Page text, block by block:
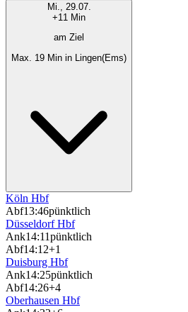
Mi., 29.07.
+11 Min
am Ziel
Max. 19 Min in Lingen(Ems)
Köln Hbf
Abf13:46pünktlich
Düsseldorf Hbf
Ank14:11pünktlich
Abf14:12+1
Duisburg Hbf
Ank14:25pünktlich
Abf14:26+4
Oberhausen Hbf